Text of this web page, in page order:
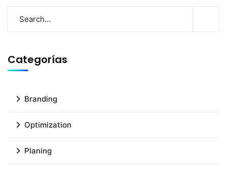
Categorías
Branding
Optimization
Planing